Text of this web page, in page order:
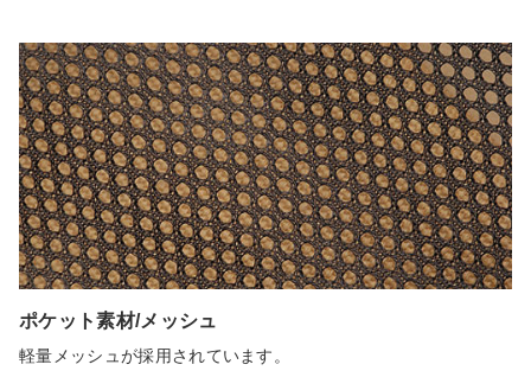
ポケット素材/メッシュ
軽量メッシュが採用されています。